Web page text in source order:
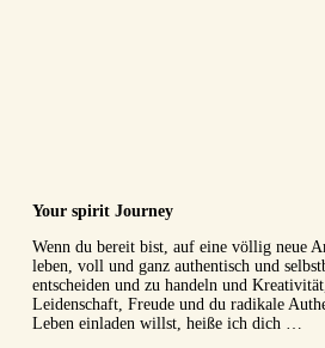
Your spirit Journey
Wenn du bereit bist, auf eine völlig neue
leben, voll und ganz authentisch und
entscheiden und zu handeln und
Leidenschaft, Freude und du radikale
Leben einladen willst, heiße ich dich …